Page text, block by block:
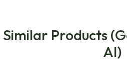
Similar Products
AI)